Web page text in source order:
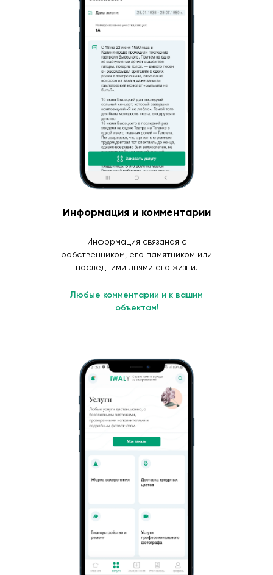
Информация и комментарии
Информация связаная с
робственником, его памятником или
последними днями его жизни.
Любые комментарии и к вашим
объектам!